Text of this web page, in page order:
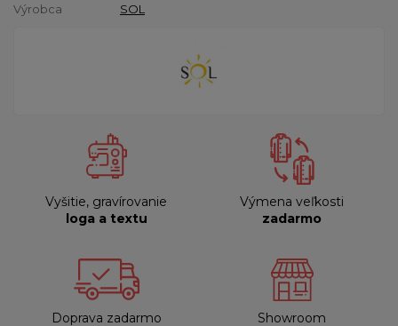
Výrobca SOL
Vyšitie, gravírovanie
loga a textu
Výmena veľkosti
zadarmo
Doprava zadarmo
Showroom